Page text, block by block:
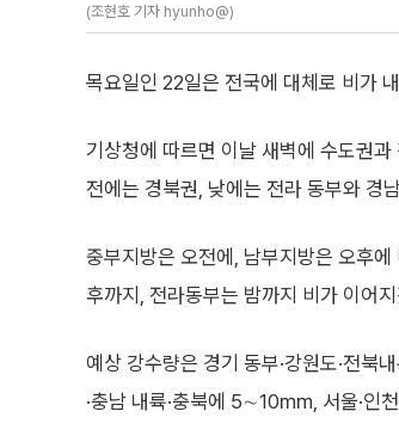
(조현호 기자 hyunho@)
목요일인 22일은 전국에 대체로 비가
기상청에 따르면 이날 새벽에 수도권
전에는 경북권, 낮에는 전라 동부와 경
중부지방은 오전에, 남부지방은 오후
후까지, 전라동부는 밤까지 비가 이어
예상 강수량은 경기 동부·강원도·전북
·충남 내륙·충북에 5∼10㎜, 서울·인